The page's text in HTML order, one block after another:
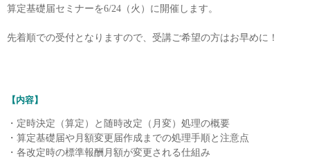
算定基礎届セミナーを6/24（火）に開催します。
先着順での受付となりますので、受講ご希望の方はお早めに！
【内容】
・定時決定（算定）と随時改定（月変）処理の概要
・算定基礎届や月額変更届作成までの処理手順と注意点
・各改定時の標準報酬月額が変更される仕組み